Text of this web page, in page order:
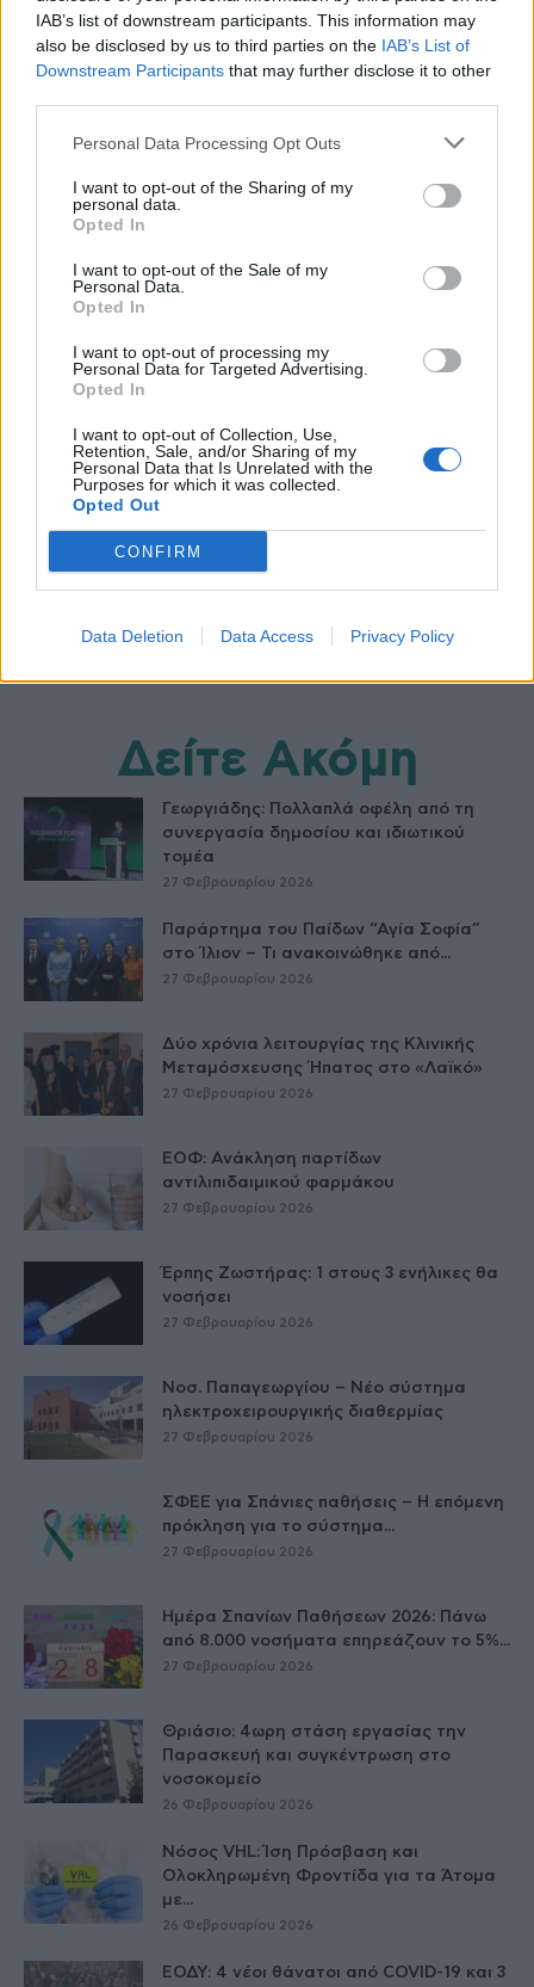
IAB’s list of downstream participants. This information may
also be disclosed by us to third parties on the IAB’s List of
Downstream Participants that may further disclose it to other
Personal Data Processing Opt Outs
I want to opt-out of the Sharing of my
personal data.
Opted In
I want to opt-out of the Sale of my
Personal Data.
Opted In
I want to opt-out of processing my
Personal Data for Targeted Advertising.
Opted In
I want to opt-out of Collection, Use,
Retention, Sale, and/or Sharing of my
Personal Data that Is Unrelated with the
Purposes for which it was collected.
Opted Out
CONFIRM
Data Deletion Data Access Privacy Policy
Φάρου Τυφλών Ελλάδος
Καβάλα: Η τήρηση μιας αυστηρής ΚΥΑ και τα
προβλήματα όσων πέθαναν από COVID-19
γυναίκες
healthstories
Δείτε Ακόμη
Γεωργιάδης: Πολλαπλά οφέλη από τη
συνεργασία δημοσίου και ιδιωτικού
τομέα
27 Φεβρουαρίου 2026
Παράρτημα του Παίδων “Αγία Σοφία”
στο Ίλιον – Τι ανακοινώθηκε από...
27 Φεβρουαρίου 2026
Δύο χρόνια λειτουργίας της Κλινικής
Μεταμόσχευσης Ήπατος στο «Λαϊκό»
27 Φεβρουαρίου 2026
ΕΟΦ: Ανάκληση παρτίδων
αντιλιπιδαιμικού φαρμάκου
27 Φεβρουαρίου 2026
Έρπης Ζωστήρας: 1 στους 3 ενήλικες θα
νοσήσει
27 Φεβρουαρίου 2026
Νοσ. Παπαγεωργίου – Νέο σύστημα
ηλεκτροχειρουργικής διαθερμίας
27 Φεβρουαρίου 2026
ΣΦΕΕ για Σπάνιες παθήσεις – Η επόμενη
πρόκληση για το σύστημα...
27 Φεβρουαρίου 2026
Ημέρα Σπανίων Παθήσεων 2026: Πάνω
από 8.000 νοσήματα επηρεάζουν το 5%...
27 Φεβρουαρίου 2026
Θριάσιο: 4ωρη στάση εργασίας την
Παρασκευή και συγκέντρωση στο
νοσοκομείο
26 Φεβρουαρίου 2026
Νόσος VHL: Ίση Πρόσβαση και
Ολοκληρωμένη Φροντίδα για τα Άτομα
με...
26 Φεβρουαρίου 2026
ΕΟΔΥ: 4 νέοι θάνατοι από COVID-19 και 3